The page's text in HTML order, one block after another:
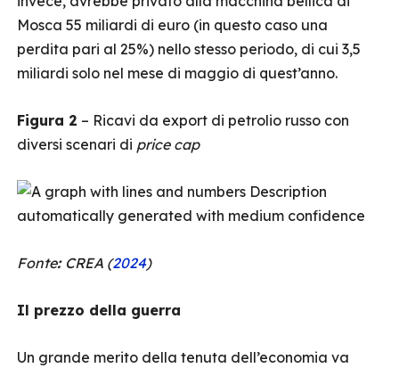
Mosca 55 miliardi di euro (in questo caso una
perdita pari al 25%) nello stesso periodo, di cui 3,5
miliardi solo nel mese di maggio di quest’anno.
Figura 2 – Ricavi da export di petrolio russo con
diversi scenari di price cap
Fonte: CREA (2024)
Il prezzo della guerra
Un grande merito della tenuta dell’economia va